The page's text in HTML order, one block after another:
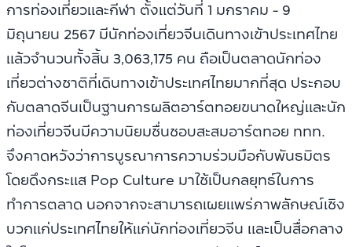
การท่องเที่ยวและกีฬา ตั้งแต่วันที่ 1 มกราคม - 9
มิถุนายน 2567 มีนักท่องเที่ยวจีนเดินทางเข้าประเทศไทย
แล้วจำนวนทั้งสิ้น 3,063,175 คน ถือเป็นตลาดนักท่อง
เที่ยวต่างชาติที่เดินทางเข้าประเทศไทยมากที่สุด ประกอบ
กับตลาดจีนเป็นฐานการผลิตอาร์ตทอยขนาดใหญ่และนัก
ท่องเที่ยวจีนมีความนิยมชื่นชอบสะสมอาร์ตทอย ททท.
จึงคาดหวังว่าการบูรณาการความร่วมมือกับพันธมิตร
โดยดึงกระแส Pop Culture มาใช้เป็นกลยุทธ์ในการ
ทำการตลาด นอกจากจะสามารถเผยแพร่ภาพลักษณ์เชิง
บวกแก่ประเทศไทยให้แก่นักท่องเที่ยวจีน และเป็นสื่อกลาง